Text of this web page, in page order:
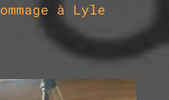
à Lyle